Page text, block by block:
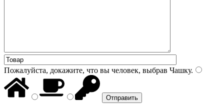
Пожалуйста, докажите, что вы человек, выбрав Чашку.